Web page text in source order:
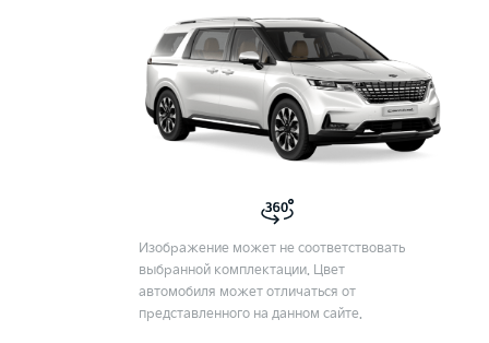
Изображение может не соответствовать
выбранной комплектации. Цвет
автомобиля может отличаться от
представленного на данном сайте.